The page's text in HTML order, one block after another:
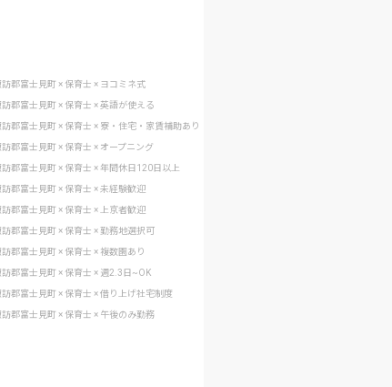
訪郡富士見町 × 保育士 × ヨコミネ式
訪郡富士見町 × 保育士 × 英語が使える
訪郡富士見町 × 保育士 × 寮・住宅・家賃補助あり
訪郡富士見町 × 保育士 × オープニング
訪郡富士見町 × 保育士 × 年間休日120日以上
訪郡富士見町 × 保育士 × 未経験歓迎
訪郡富士見町 × 保育士 × 上京者歓迎
訪郡富士見町 × 保育士 × 勤務地選択可
訪郡富士見町 × 保育士 × 複数園あり
訪郡富士見町 × 保育士 × 週2.3日~OK
訪郡富士見町 × 保育士 × 借り上げ社宅制度
訪郡富士見町 × 保育士 × 午後のみ勤務